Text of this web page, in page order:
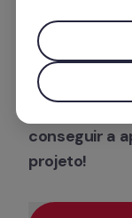
trazer
liderança.
conseguir a
projeto!